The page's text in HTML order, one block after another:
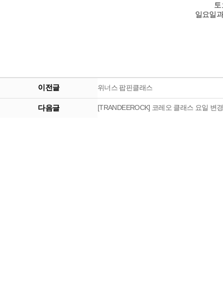
토
일요일
이전글 위너스 팝핀클래스
다음글 [TRANDEEROCK] 코레오 클래스 요일 변경